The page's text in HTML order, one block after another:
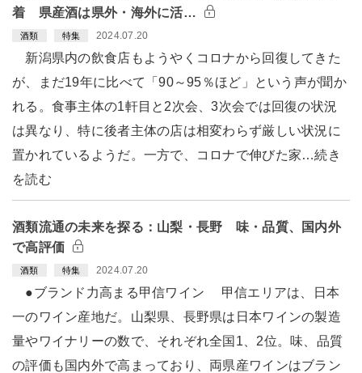
着 県産酒は県外・海外に活…
酒類 特集 2024.07.20
新潟県内の飲食店もようやくコロナから回復してきた
が、まだ19年に比べて「90～95％ほど」という声が聞か
れる。食事主体の1軒目と2次会、3次会では回復の状況
は異なり、特に後者主体の店は相変わらず厳しい状況に
置かれているようだ。一方で、コロナで伸びた家…続き
を読む
酒類流通の未来を探る：山梨・長野 味・品質、国内外
で高評価
酒類 特集 2024.07.20
●ブランド力高まる甲信ワイン 甲信エリアは、日本
一のワイン産地だ。山梨県、長野県は日本ワインの製造
量やワイナリーの数で、それぞれ全国1、2位。味、品質
の評価も国内外で高まっており、両県産ワインはブラン